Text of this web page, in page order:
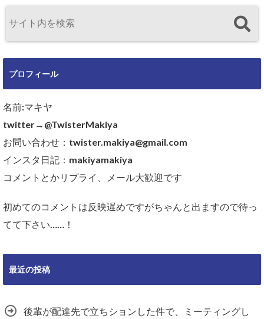
プロフィール
名前:マキヤ
twitter→@TwisterMakiya
お問い合わせ：twister.makiya@gmail.com
インスタ日記：makiyamakiya
コメントとかリプライ、メール大歓迎です
初めてのコメントは反映遅めですがちゃんと出ますので待っ
てて下さい……！
最近の投稿
後輩が配達先で立ちションした件で、ミーティングし